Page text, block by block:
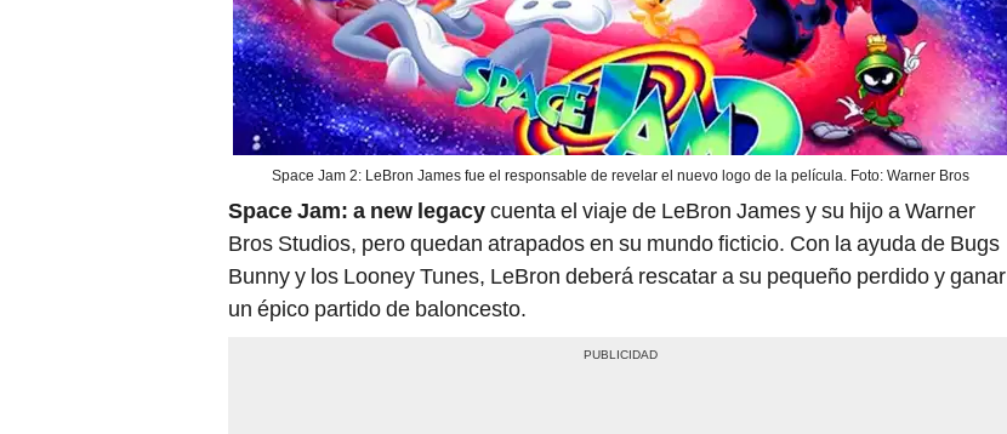
Space Jam 2: LeBron James fue el responsable de revelar el nuevo logo de la película. Foto: Warner Bros
Space Jam: a new legacycuenta el viaje de LeBron James y su hijo a Warner
Bros Studios, pero quedan atrapados en su mundo ficticio. Con la ayuda de Bugs
Bunny y los Looney Tunes, LeBron deberá rescatar a su pequeño perdido y ganar
un épico partido de baloncesto.